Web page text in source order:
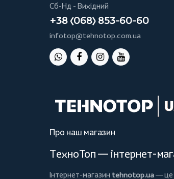
Сб-Нд - Вихідний
+38 (068) 853-60-60
infotop@tehnotop.com.ua
Про наш магазин
ТехноТоп — інтернет-
Інтернет-магазин tehnotop.ua— це